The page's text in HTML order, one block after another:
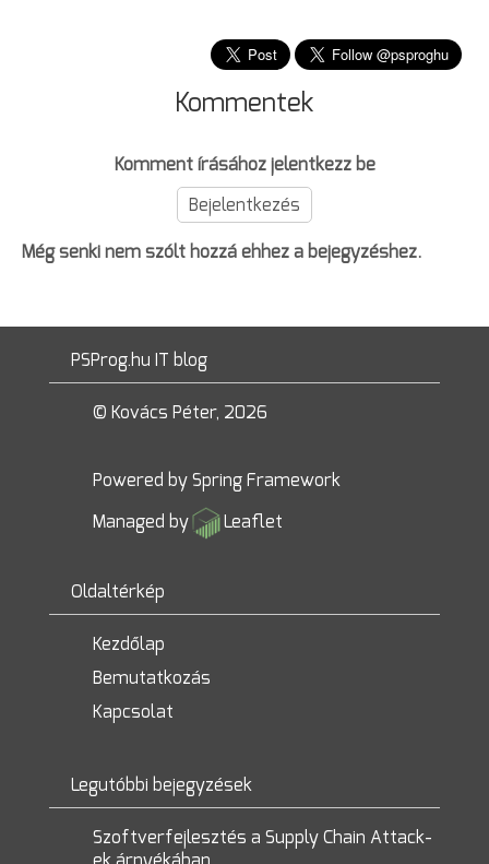
Kommentek
Komment írásához jelentkezz be
Bejelentkezés
Még senki nem szólt hozzá ehhez a bejegyzéshez.
PSProg.hu IT blog
© Kovács Péter, 2026
Powered bySpring Framework
Managed by
Leaflet
Oldaltérkép
Kezdőlap
Bemutatkozás
Kapcsolat
Legutóbbi bejegyzések
Szoftverfejlesztés a Supply Chain Attack-